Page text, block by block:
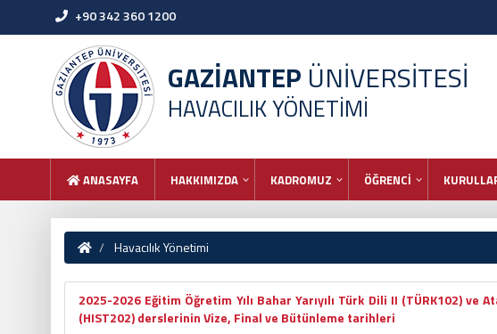
+90 342 360 1200
GAZİANTEP ÜNİVERSİTESİ
HAVACILIK YÖNETİMİ
ANASAYFA HAKKIMIZDA KADROMUZ ÖĞRENCİ
Havacılık Yönetimi
2025-2026 Eğitim Öğretim Yılı Bahar Yarıyılı Türk Dili II (TÜRK102)
(HIST202) derslerinin Vize, Final ve Bütünleme tarihleri